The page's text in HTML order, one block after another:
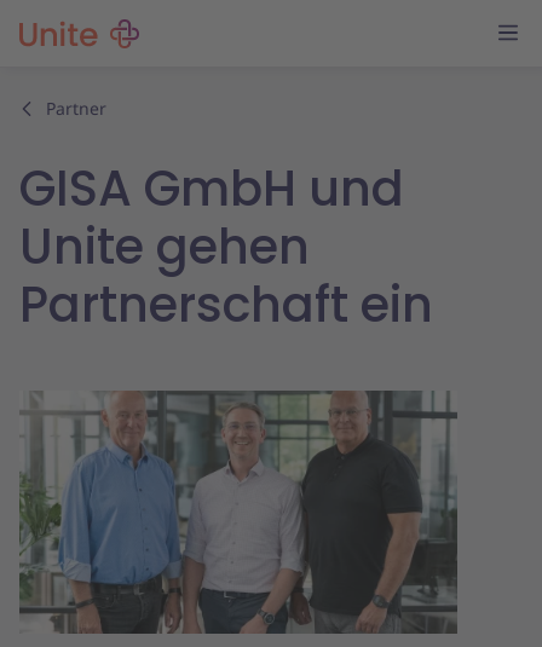
Partner
GISA GmbH und
Unite gehen
Partnerschaft ein